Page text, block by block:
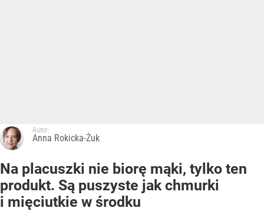
Autor:
Anna Rokicka-Żuk
Na placuszki nie biorę mąki, tylko ten
produkt. Są puszyste jak chmurki
i mięciutkie w środku